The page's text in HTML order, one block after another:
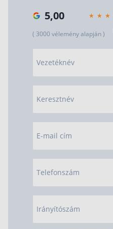
5,00
( 3000 vélemény alapján )
Vezetéknév
Keresztnév
E-mail cím
Telefonszám
Irányítószám